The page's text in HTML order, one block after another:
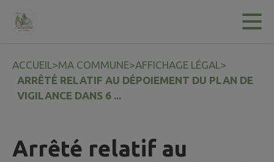
Contenu
ACCUEIL>MA COMMUNE>AFFICHAGE LÉGAL>
ARRÊTÉ RELATIF AU DÉPOIEMENT DU PLAN DE
VIGILANCE DANS 6 ...
Arrêté relatif au